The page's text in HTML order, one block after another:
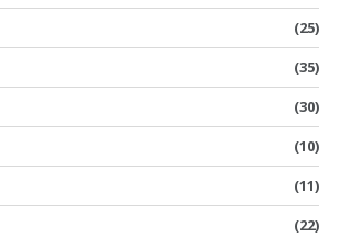
(25)
(35)
(30)
(10)
(11)
(22)